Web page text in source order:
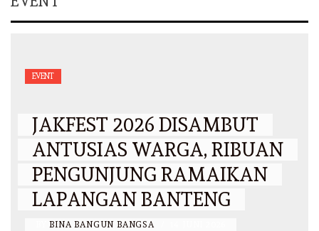
EVENT
JAKFEST 2026 DISAMBUT
ANTUSIAS WARGA, RIBUAN
PENGUNJUNG RAMAIKAN
LAPANGAN BANTENG
BINA BANGUN BANGSA